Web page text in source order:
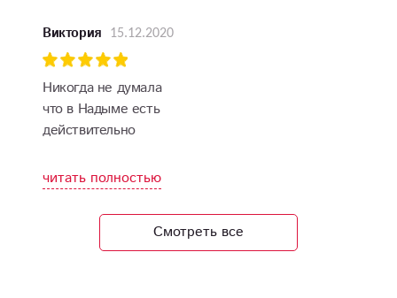
Виктория 15.12.2020
Никогда не думала
что в Надыме есть
действительно
цветов с доставкой
на дом! Заказывала
подруге на юбилей
композицию цветы
в коробке
читать полностью
Смотреть все